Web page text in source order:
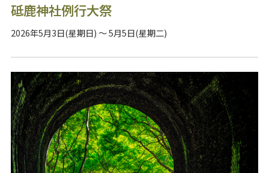
砥鹿神社例行大祭
2026年5月3日(星期日) ～ 5月5日(星期二)